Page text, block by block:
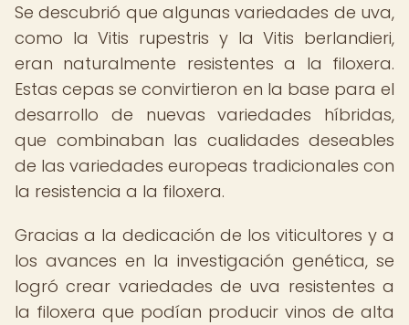
Se descubrió que algunas variedades de uva,
como la Vitis rupestris y la Vitis berlandieri,
eran naturalmente resistentes a la filoxera.
Estas cepas se convirtieron en la base para el
desarrollo de nuevas variedades híbridas,
que combinaban las cualidades deseables
de las variedades europeas tradicionales con
la resistencia a la filoxera.
Gracias a la dedicación de los viticultores y a
los avances en la investigación genética, se
logró crear variedades de uva resistentes a
la filoxera que podían producir vinos de alta